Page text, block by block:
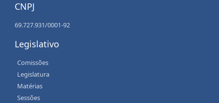
CNPJ
69.727.931/0001-92
Legislativo
Comissões
Legislatura
Matérias
Sessões